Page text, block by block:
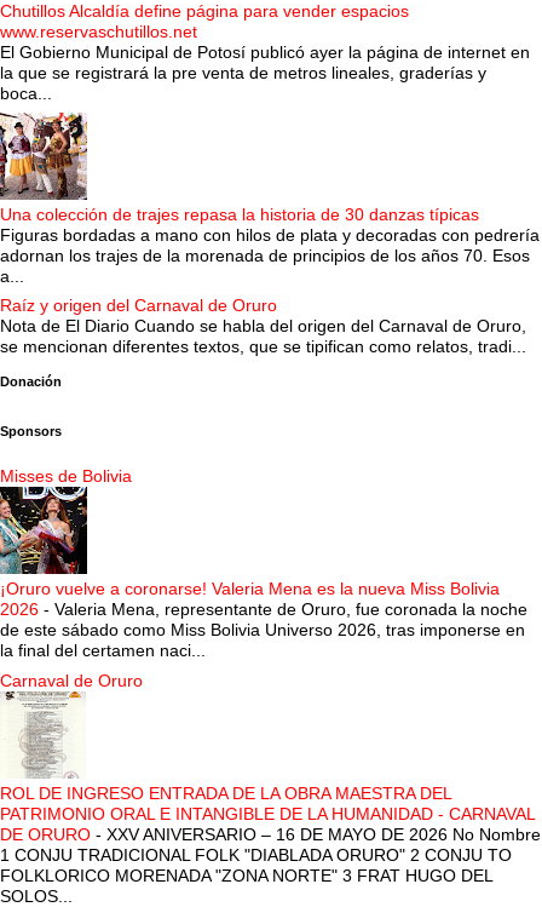
Chutillos Alcaldía define página para vender espacios
www.reservaschutillos.net
El Gobierno Municipal de Potosí publicó ayer la página de internet en
la que se registrará la pre venta de metros lineales, graderías y
boca...
Una colección de trajes repasa la historia de 30 danzas típicas
Figuras bordadas a mano con hilos de plata y decoradas con pedrería
adornan los trajes de la morenada de principios de los años 70. Esos
a...
Raíz y origen del Carnaval de Oruro
Nota de El Diario Cuando se habla del origen del Carnaval de Oruro,
se mencionan diferentes textos, que se tipifican como relatos, tradi...
Donación
Sponsors
Misses de Bolivia
¡Oruro vuelve a coronarse! Valeria Mena es la nueva Miss Bolivia
2026 - Valeria Mena, representante de Oruro, fue coronada la noche
de este sábado como Miss Bolivia Universo 2026, tras imponerse en
la final del certamen naci...
Carnaval de Oruro
ROL DE INGRESO ENTRADA DE LA OBRA MAESTRA DEL
PATRIMONIO ORAL E INTANGIBLE DE LA HUMANIDAD - CARNAVAL
DE ORURO - XXV ANIVERSARIO – 16 DE MAYO DE 2026 No Nombre
1 CONJU TRADICIONAL FOLK "DIABLADA ORURO" 2 CONJU TO
FOLKLORICO MORENADA "ZONA NORTE" 3 FRAT HUGO DEL
SOLOS...